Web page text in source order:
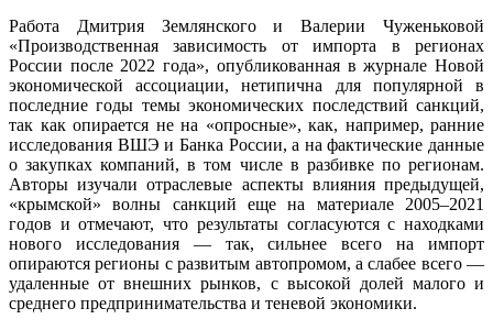
Работа Дмитрия Землянского и Валерии Чуженьковой
«Производственная зависимость от импорта в регионах
России после 2022 года», опубликованная в журнале Новой
экономической ассоциации, нетипична для популярной в
последние годы темы экономических последствий санкций,
так как опирается не на «опросные», как, например, ранние
исследования ВШЭ и Банка России, а на фактические данные
о закупках компаний, в том числе в разбивке по регионам.
Авторы изучали отраслевые аспекты влияния предыдущей,
«крымской» волны санкций еще на материале 2005–2021
годов и отмечают, что результаты согласуются с находками
нового исследования — так, сильнее всего на импорт
опираются регионы с развитым автопромом, а слабее всего —
удаленные от внешних рынков, с высокой долей малого и
среднего предпринимательства и теневой экономики.